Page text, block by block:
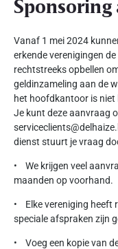
Sponsoring
Vanaf 1 mei 2024
erkende verenigingen
rechtstreeks opbellen
geldinzameling aan de
het hoofdkantoor is niet
Je kunt deze aanvraag
dienst stuurt je vraag
• We krijgen veel
maanden op voorhand.
• Elke vereniging heeft
speciale afspraken zijn
• Voeg een kopie van